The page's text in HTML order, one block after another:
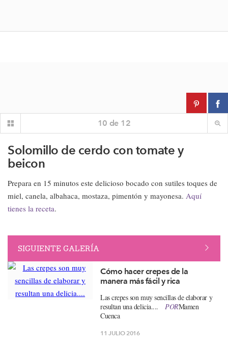
10 de 12
Solomillo de cerdo con tomate y
beicon
Prepara en 15 minutos este delicioso bocado con sutiles toques de
miel, canela, albahaca, mostaza, pimentón y mayonesa. Aquí
tienes la receta.
SIGUIENTE GALERÍA
Cómo hacer crepes de la
manera más fácil y rica
Las crepes son muy sencillas de elaborar y
resultan una delicia....
PORMamen
Cuenca
11 JULIO 2016